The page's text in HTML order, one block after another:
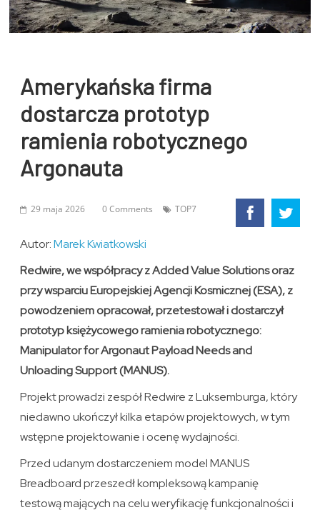
Amerykańska firma
dostarcza prototyp
ramienia robotycznego
Argonauta
29 maja 2026 0 Comments TOP7
Autor:Marek Kwiatkowski
Redwire, we współpracy z Added Value Solutions oraz
przy wsparciu Europejskiej Agencji Kosmicznej (ESA), z
powodzeniem opracował, przetestował i dostarczył
prototyp księżycowego ramienia robotycznego:
Manipulator for Argonaut Payload Needs and
Unloading Support (MANUS).
Projekt prowadzi zespół Redwire z Luksemburga, który
niedawno ukończył kilka etapów projektowych, w tym
wstępne projektowanie i ocenę wydajności.
Przed udanym dostarczeniem model MANUS
Breadboard przeszedł kompleksową kampanię
testową mających na celu weryfikację funkcjonalności i